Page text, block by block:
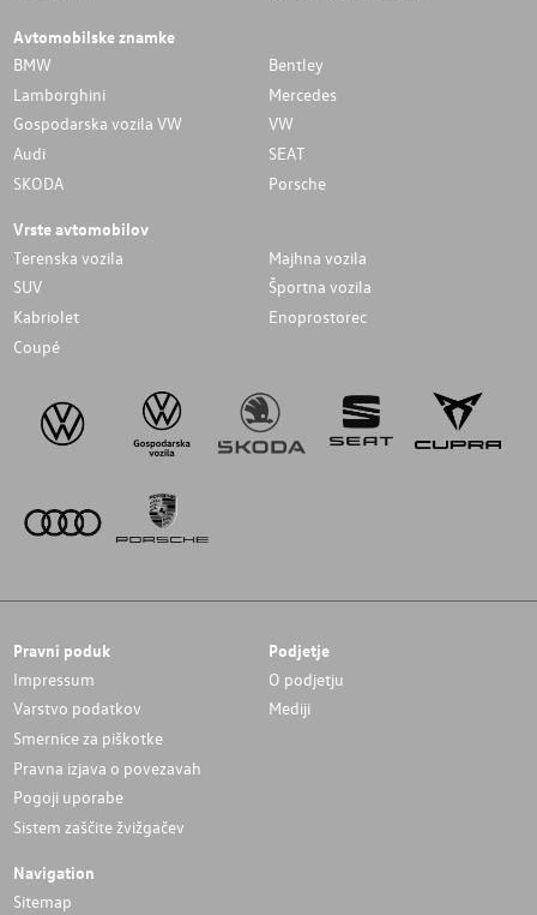
Avtomobilske znamke
BMW
Bentley
Lamborghini
Mercedes
Gospodarska vozila VW
VW
Audi
SEAT
SKODA
Porsche
Vrste avtomobilov
Terenska vozila
Majhna vozila
SUV
Športna vozila
Kabriolet
Enoprostorec
Coupé
Pravni poduk
Impressum
Varstvo podatkov
Smernice za piškotke
Pravna izjava o povezavah
Pogoji uporabe
Sistem zaščite žvižgačev
Podjetje
O podjetju
Mediji
Navigation
Sitemap